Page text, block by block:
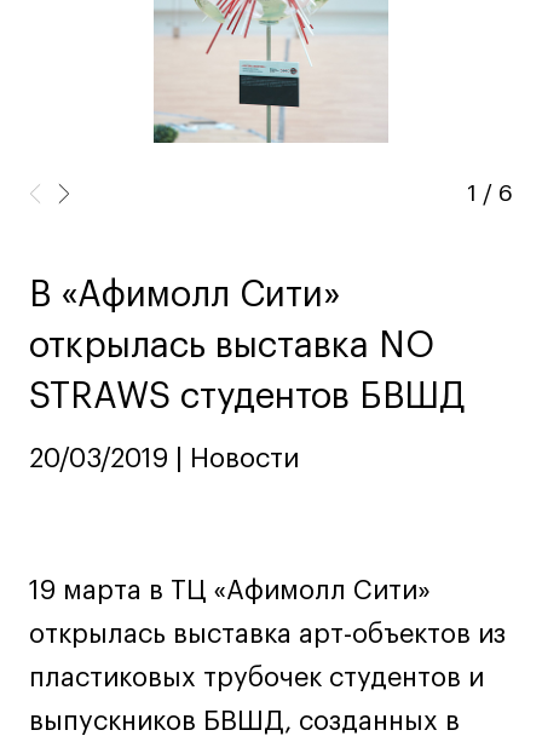
Дополнительное образование
Коммуникационный и цифровой дизайн
Современное искусство
Фотография и видео
Дизайн и декорирование интерьера
Бизнес и маркетинг
развитие
Все программы
Онлайн-программы
1 / 6
В «Афимолл Сити»
открылась выставка NO
STRAWS студентов БВШД
20/03/2019 | Новости
19 марта в ТЦ «Афимолл Сити»
открылась выставка арт-объектов из
пластиковых трубочек студентов и
выпускников БВШД, созданных в